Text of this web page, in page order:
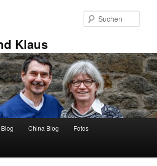
Klaus
China Blog Fotos